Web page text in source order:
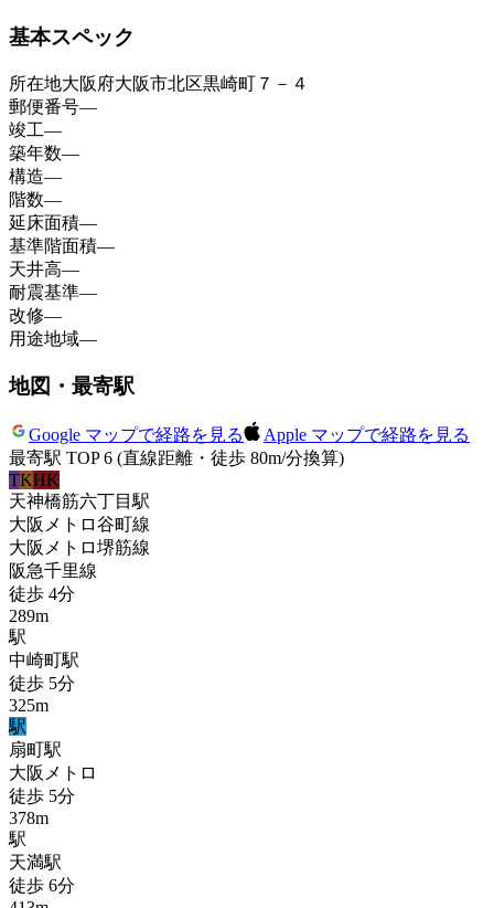
基本スペック
所在地大阪府大阪市北区黒崎町７－４
郵便番号—
竣工—
築年数—
構造—
階数—
延床面積—
基準階面積—
天井高—
耐震基準—
改修—
用途地域—
地図・最寄駅
Google マップで経路を見る
Apple マップで経路を見る
最寄駅 TOP 6 (直線距離・徒歩 80m/分換算)
TKHK
天神橋筋六丁目 駅
大阪メトロ谷町線
大阪メトロ堺筋線
阪急千里線
徒歩 4分
289m
駅
中崎町駅
徒歩 5分
325m
駅
扇町駅
大阪メトロ
徒歩 5分
378m
駅
天満駅
徒歩 6分